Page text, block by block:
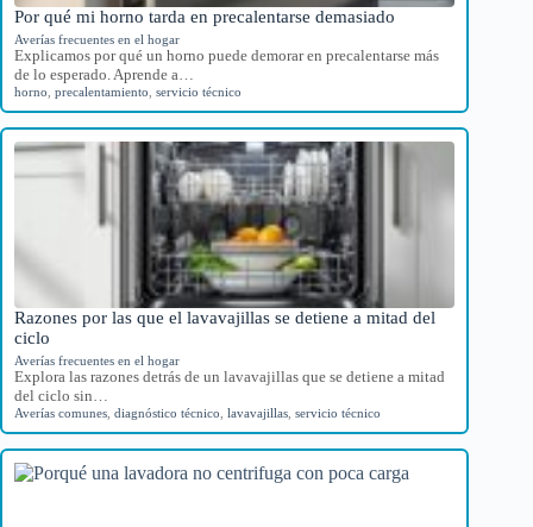
Por qué mi horno tarda en precalentarse demasiado
Averías frecuentes en el hogar
Explicamos por qué un horno puede demorar en precalentarse más
de lo esperado. Aprende a…
horno precalentamiento servicio técnico
Razones por las que el lavavajillas se detiene a mitad del
ciclo
Averías frecuentes en el hogar
Explora las razones detrás de un lavavajillas que se detiene a mitad
del ciclo sin…
Averías comunes diagnóstico técnico lavavajillas servicio técnico